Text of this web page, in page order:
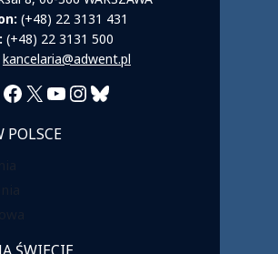
(+48) 22 3131 431
(+48) 22 3131 500
kancelaria@adwent.pl
Facebook
X YouTube
Instagram
Bluesky
POLSCE